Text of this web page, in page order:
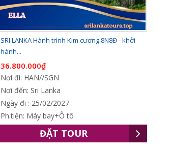
SRI LANKA Hành trình Kim cương 8N8Đ - khởi
hành...
36.800.000₫
Nơi đi: HAN//SGN
Nơi đến: Sri Lanka
Ngày đi : 25/02/2027
Ph.tiện: Máy bay+Ô tô
ĐẶT TOUR